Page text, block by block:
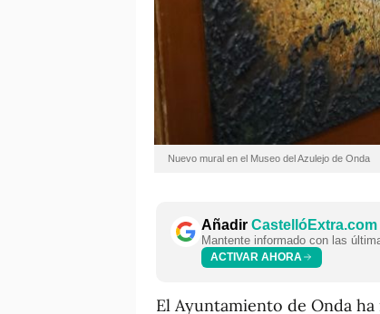
Nuevo mural en el Museo del Azulejo de Onda
Añadir CastellóExtra.com
Mantente informado con las
ACTIVAR AHORA
El Ayuntamiento de Onda